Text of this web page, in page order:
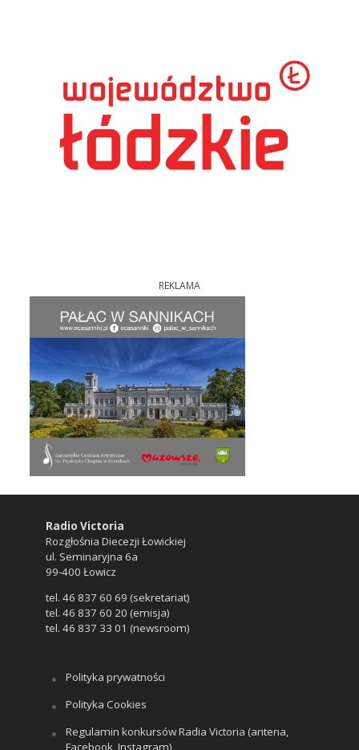
REKLAMA
Radio Victoria
Rozgłośnia Diecezji Łowickiej
ul. Seminaryjna 6a
99-400 Łowicz
tel. 46 837 60 69 (sekretariat)
tel. 46 837 60 20 (emisja)
tel. 46 837 33 01 (newsroom)
Polityka prywatności
Polityka Cookies
Regulamin konkursów Radia Victoria (antena,
Facebook, Instagram)